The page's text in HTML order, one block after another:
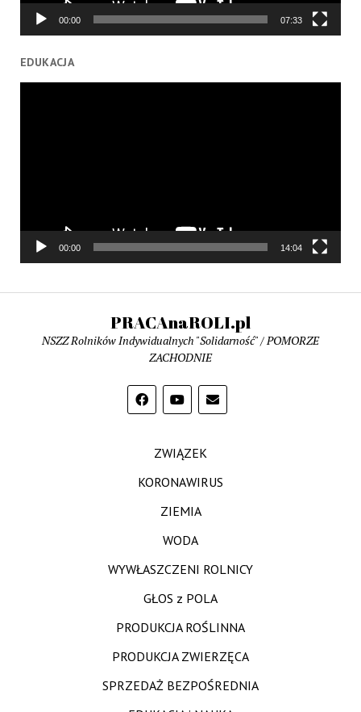
00:00 07:33
EDUKACJA
00:00 14:04
PRACAnaROLI.pl
NSZZ Rolników Indywidualnych "Solidarność" / POMORZE
ZACHODNIE
ZWIĄZEK
KORONAWIRUS
ZIEMIA
WODA
WYWŁASZCZENI ROLNICY
GŁOS z POLA
PRODUKCJA ROŚLINNA
PRODUKCJA ZWIERZĘCA
SPRZEDAŻ BEZPOŚREDNIA